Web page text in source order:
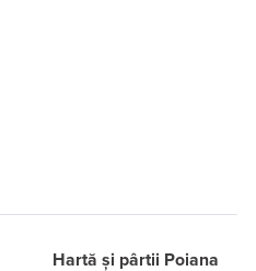
Hartă și pârtii Poiana